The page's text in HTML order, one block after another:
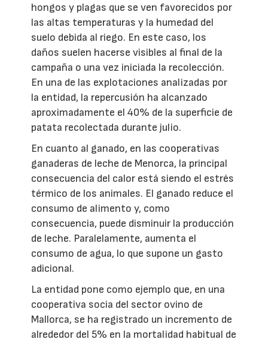
hongos y plagas que se ven favorecidos por
las altas temperaturas y la humedad del
suelo debida al riego. En este caso, los
daños suelen hacerse visibles al final de la
campaña o una vez iniciada la recolección.
En una de las explotaciones analizadas por
la entidad, la repercusión ha alcanzado
aproximadamente el 40% de la superficie de
patata recolectada durante julio.
En cuanto al ganado, en las cooperativas
ganaderas de leche de Menorca, la principal
consecuencia del calor está siendo el estrés
térmico de los animales. El ganado reduce el
consumo de alimento y, como
consecuencia, puede disminuir la producción
de leche. Paralelamente, aumenta el
consumo de agua, lo que supone un gasto
adicional.
La entidad pone como ejemplo que, en una
cooperativa socia del sector ovino de
Mallorca, se ha registrado un incremento de
alrededor del 5% en la mortalidad habitual de